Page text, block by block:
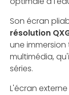
Son écran
résolution
une
multimédia,
séries.
L'écran